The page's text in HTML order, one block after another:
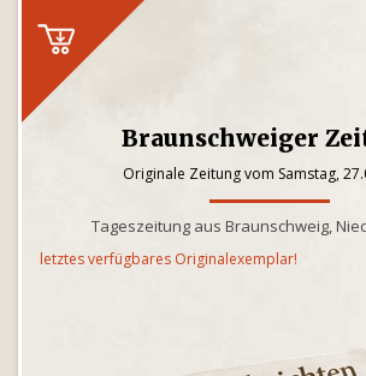
Braunschweiger
Originale Zeitung vom Samstag,
Tageszeitung aus Braunschweig,
letztes verfügbares Originalexemplar!